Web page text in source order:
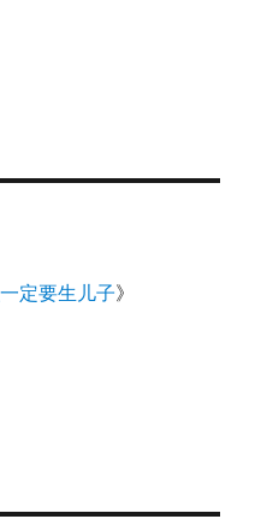
定要生儿子》